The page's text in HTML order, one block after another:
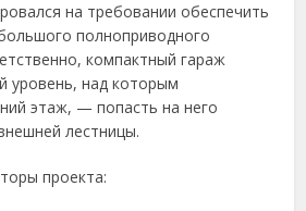
на требовании обеспечить
полноприводного
компактный гараж
уровень, над которым
этаж, — попасть на него
лестницы.
проекта: